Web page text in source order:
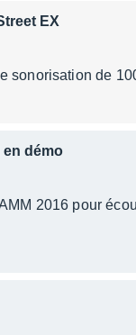
EX
sonorisation de
en démo
2016 pour